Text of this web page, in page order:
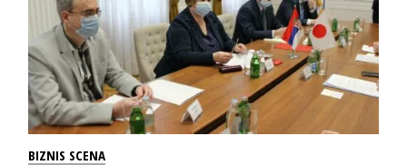
BIZNIS SCENA